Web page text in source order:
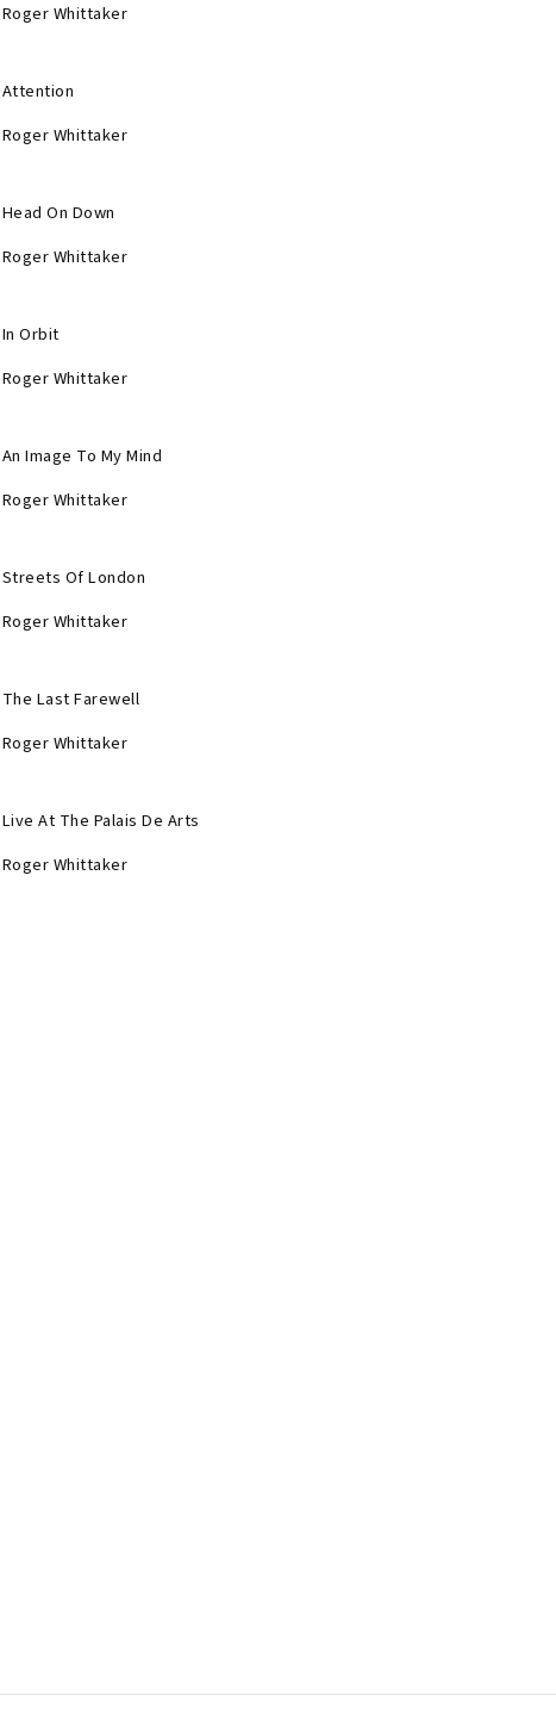
Roger Whittaker
Attention
Roger Whittaker
Head On Down
Roger Whittaker
In Orbit
Roger Whittaker
An Image To My Mind
Roger Whittaker
Streets Of London
Roger Whittaker
The Last Farewell
Roger Whittaker
Live At The Palais De Arts
Roger Whittaker